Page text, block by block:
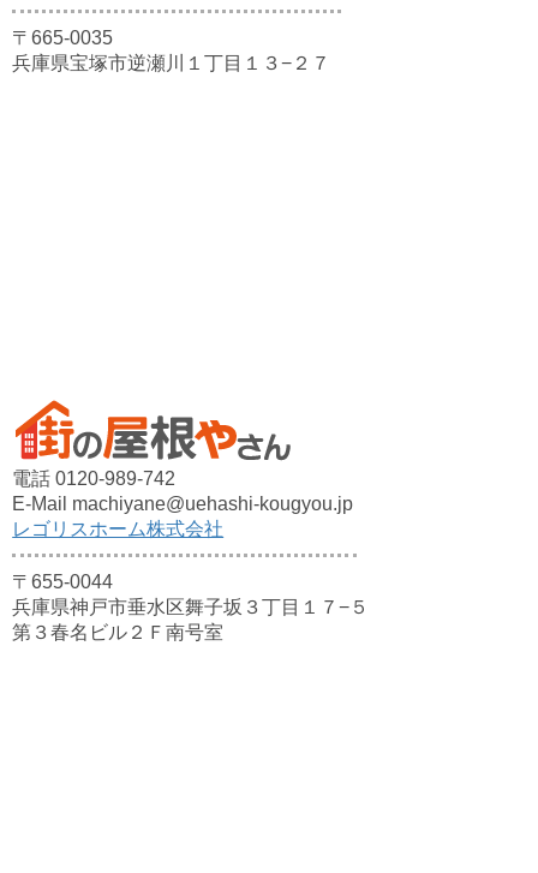
〒665-0035
兵庫県宝塚市逆瀬川１丁目１３−２７
電話 0120-989-742
E-Mail machiyane@uehashi-kougyou.jp
レゴリスホーム株式会社
〒655-0044
兵庫県神戸市垂水区舞子坂３丁目１７−５
第３春名ビル２Ｆ南号室